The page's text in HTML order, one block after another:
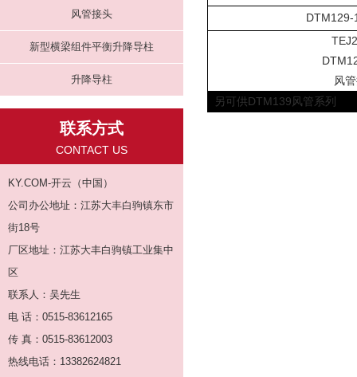
风管接头
新型横梁组件平衡升降导柱
升降导柱
联系方式
CONTACT US
KY.COM-开云（中国）
公司办公地址：江苏大丰白驹镇东市
街18号
厂区地址：江苏大丰白驹镇工业集中
区
联系人：吴先生
电 话：0515-83612165
传 真：0515-83612003
热线电话：13382624821
DTM129-
风
另可供DTM139风管系列